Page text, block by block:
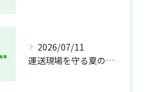
2026/07/11
運送現場を守る夏の熱中症対策